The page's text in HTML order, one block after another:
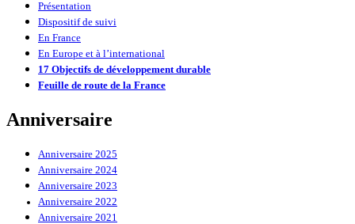
Présentation
Dispositif de suivi
En France
En Europe et à l’international
17 Objectifs de développement durable
Feuille de route de la France
Anniversaire
Anniversaire 2025
Anniversaire 2024
Anniversaire 2023
Anniversaire 2022
Anniversaire 2021